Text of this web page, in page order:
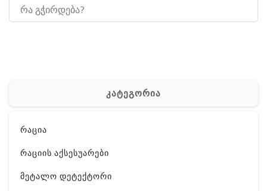
კატეგორია
რაცია
რაციის აქსესუარები
მეტალო დეტექტორი